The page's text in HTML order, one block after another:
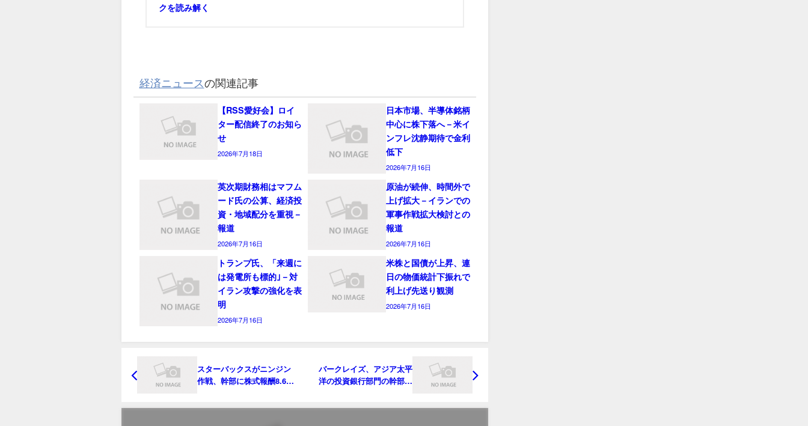
クを読み解く
経済ニュースの関連記事
【RSS愛好会】ロイ
ター配信終了のお知ら
せ
2026年7月18日
日本市場、半導体銘柄
中心に株下落へ－米イ
ンフレ沈静期待で金利
低下
2026年7月16日
英次期財務相はマフム
ード氏の公算、経済投
資・地域配分を重視－
報道
2026年7月16日
原油が続伸、時間外で
上げ拡大－イランでの
軍事作戦拡大検討との
報道
2026年7月16日
トランプ氏、「来週に
は発電所も標的｣－対
イラン攻撃の強化を表
明
2026年7月16日
米株と国債が上昇、連
日の物価統計下振れで
利上げ先送り観測
2026年7月16日
スターバックスがニンジン
作戦、幹部に株式報酬8.6億
バークレイズ、アジア太平
洋の投資銀行部門の幹部刷